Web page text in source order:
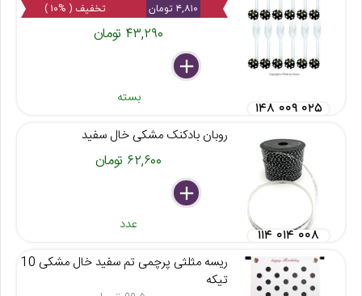
۴,۸۱۰ تومان تخفیف ( %۱۰ )
۴۳,۲۹۰ تومان
delete
remove
add
بسته
۱۴۸ ۰۰۹ ۰۲۵
روبان بادکنک مشکی خال سفید
۶۲,۶۰۰ تومان
delete
remove
add
عدد
۱۱۴ ۰۱۴ ۰۰۸
ریسه مثلثی پرچمی تم سفید خال مشکی 10
تیکه